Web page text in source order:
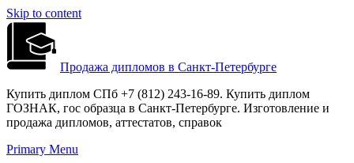
Skip to content
Продажа дипломов в Санкт-Петербурге
Купить диплом СПб +7 (812) 243-16-89. Купить диплом
ГОЗНАК, гос образца в Санкт-Петербурге. Изготовление и
продажа дипломов, аттестатов, справок
Primary Menu